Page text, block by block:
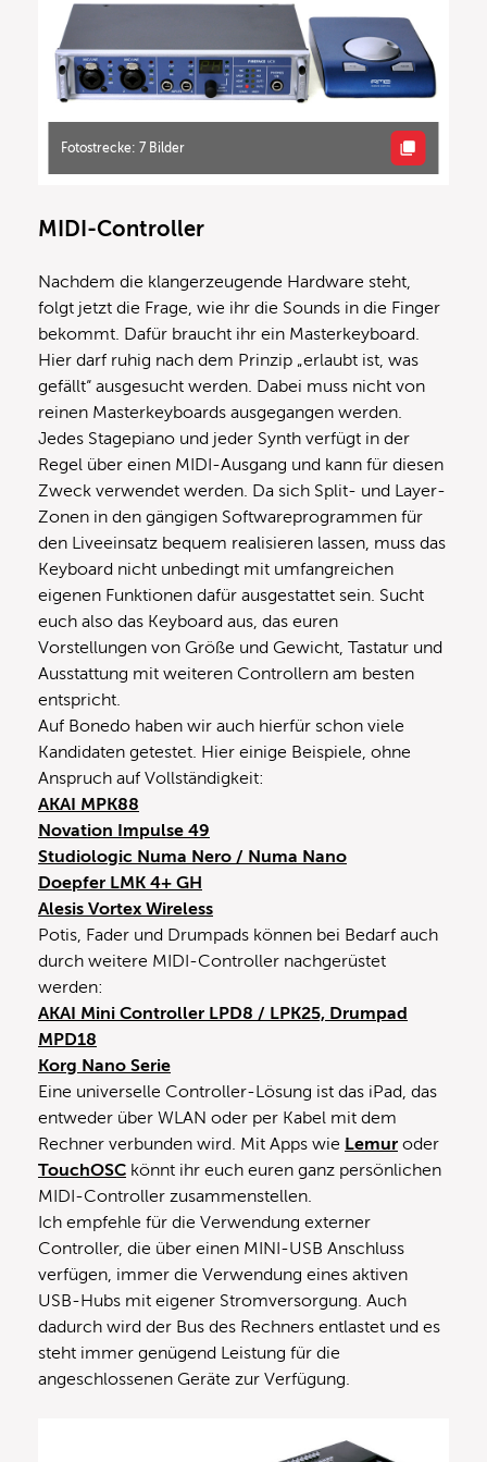
Fotostrecke: 7 Bilder
MIDI-Controller
Nachdem die klangerzeugende Hardware steht,
folgt jetzt die Frage, wie ihr die Sounds in die Finger
bekommt. Dafür braucht ihr ein Masterkeyboard.
Hier darf ruhig nach dem Prinzip „erlaubt ist, was
gefällt“ ausgesucht werden. Dabei muss nicht von
reinen Masterkeyboards ausgegangen werden.
Jedes Stagepiano und jeder Synth verfügt in der
Regel über einen MIDI-Ausgang und kann für diesen
Zweck verwendet werden. Da sich Split- und Layer-
Zonen in den gängigen Softwareprogrammen für
den Liveeinsatz bequem realisieren lassen, muss das
Keyboard nicht unbedingt mit umfangreichen
eigenen Funktionen dafür ausgestattet sein. Sucht
euch also das Keyboard aus, das euren
Vorstellungen von Größe und Gewicht, Tastatur und
Ausstattung mit weiteren Controllern am besten
entspricht.
Auf Bonedo haben wir auch hierfür schon viele
Kandidaten getestet. Hier einige Beispiele, ohne
Anspruch auf Vollständigkeit:
AKAI MPK88
Novation Impulse 49
Studiologic Numa Nero / Numa Nano
Doepfer LMK 4+ GH
Alesis Vortex Wireless
Potis, Fader und Drumpads können bei Bedarf auch
durch weitere MIDI-Controller nachgerüstet
werden:
AKAI Mini Controller LPD8 / LPK25, Drumpad
MPD18
Korg Nano Serie
Eine universelle Controller-Lösung ist das iPad, das
entweder über WLAN oder per Kabel mit dem
Rechner verbunden wird. Mit Apps wie Lemur oder
TouchOSC könnt ihr euch euren ganz persönlichen
MIDI-Controller zusammenstellen.
Ich empfehle für die Verwendung externer
Controller, die über einen MINI-USB Anschluss
verfügen, immer die Verwendung eines aktiven
USB-Hubs mit eigener Stromversorgung. Auch
dadurch wird der Bus des Rechners entlastet und es
steht immer genügend Leistung für die
angeschlossenen Geräte zur Verfügung.